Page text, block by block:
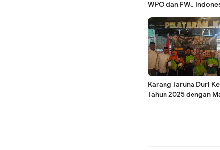
Koramil 02/Tambora
Kondusivitas Wilayah
Koramil 02/Tambora
Bersama Warga Roa
WPO dan FWJ
Karang Taruna Duri
Tahun 2025 dengan